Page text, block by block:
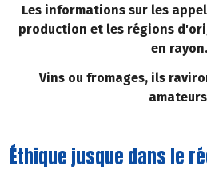
Les informations sur les
production et les régions
en rayon.
Vins ou fromages, ils
Éthique jusque dans le